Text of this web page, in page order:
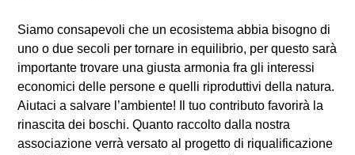
Siamo consapevoli che un ecosistema abbia bisogno di
uno o due secoli per tornare in equilibrio, per questo sarà
importante trovare una giusta armonia fra gli interessi
economici delle persone e quelli riproduttivi della natura.
Aiutaci a salvare l’ambiente! Il tuo contributo favorirà la
rinascita dei boschi. Quanto raccolto dalla nostra
associazione verrà versato al progetto di riqualificazione